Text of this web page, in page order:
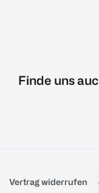
Finde uns
Vertrag widerrufen